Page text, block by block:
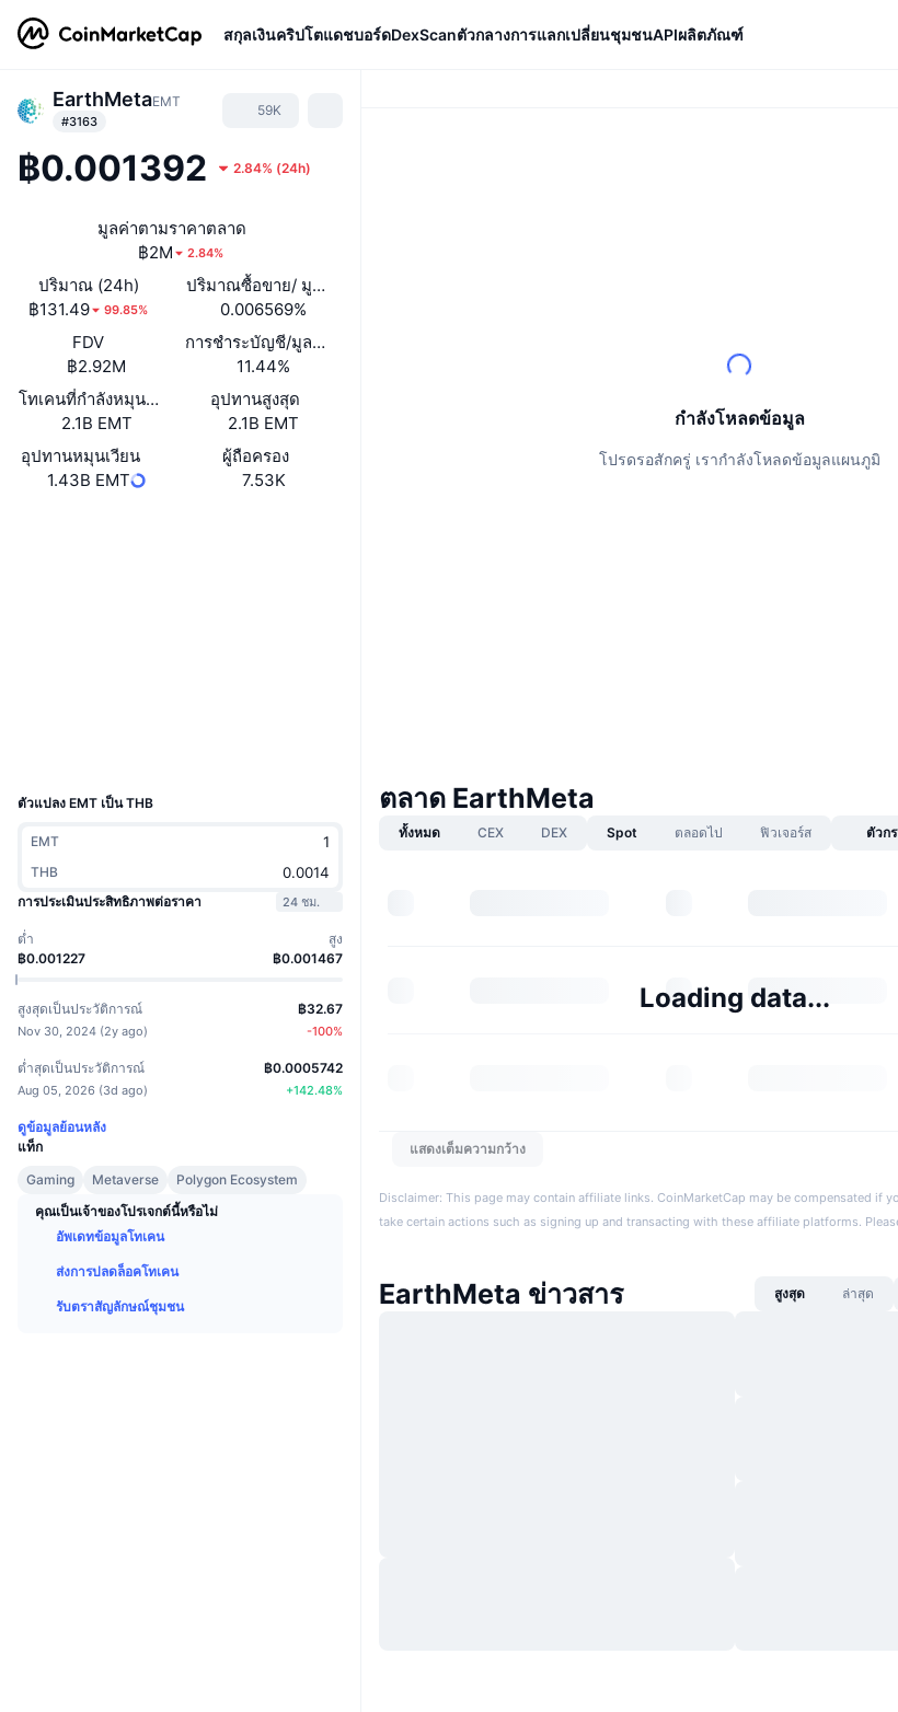
สกุลเงินคริปโตแดชบอร์ดDexScanตัวกลางการแลกเปลี่ยนชุมชนAPIผลิตภัณฑ์
EarthMetaEMT
#3163
59K
฿0.001392 2.84% (24h)
มูลค่าตามราคาตลาด
฿2M
2.84%
ปริมาณ (24h)
฿131.49
99.85%
ปริมาณซื้อขาย/ มูลค่าหลักทรัพย์ตามราคาตลาด (24 ชม.)
0.006569%
FDV
฿2.92M
การชำระบัญชี/มูลค่าตลาด
11.44%
โทเคนที่กำลังหมุนเวียนหรือถูกล็อค
2.1B EMT
อุปทานสูงสุด
2.1B EMT
อุปทานหมุนเวียน
1.43B EMT
ผู้ถือครอง
7.53K
ตัวแปลง EMT เป็น THB
EMT
THB
การประเมินประสิทธิภาพต่อราคา
24 ชม.
ต่ำ
฿0.001227
สูง
฿0.001467
สูงสุดเป็นประวัติการณ์
Nov 30, 2024 (2y ago)
฿32.67
-100%
ต่ำสุดเป็นประวัติการณ์
Aug 05, 2026 (3d ago)
฿0.0005742
+142.48%
ดูข้อมูลย้อนหลัง
แท็ก
Gaming
Metaverse
Polygon Ecosystem
คุณเป็นเจ้าของโปรเจกต์นี้หรือไม่
อัพเดทข้อมูลโทเคน
ส่งการปลดล็อคโทเคน
รับตราสัญลักษณ์ชุมชน
กำลังโหลดข้อมูล
โปรดรอสักครู่ เรากำลังโหลดข้อมูลแผนภูมิ
ตลาด EarthMeta
ทั้งหมด CEX DEX Spot ตลอดไป ฟิวเจอร์ส ตัวก
Loading data...
แสดงเต็มความกว้าง
Disclaimer: This page may contain affiliate links. CoinMarketCap may be compensated if
take certain actions such as signing up and transacting with these affiliate platforms.
EarthMeta ข่าวสาร สูงสุด ล่าสุด